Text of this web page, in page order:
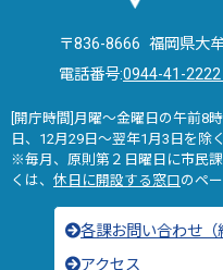
〒836-8666 福岡県大
電話番号:0944-41-2222
[開庁時間]月曜～金曜日の午前8
日、12月29日～翌年1月3日を除く
※毎月、原則第２日曜日に市民
くは、 休日に開設する窓口のペ
各課お問い合わせ（
アクセス